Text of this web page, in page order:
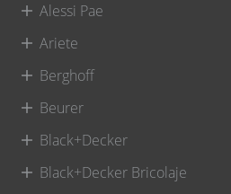
Alessi Pae
Ariete
Berghoff
Beurer
Black+Decker
Black+Decker Bricolaje